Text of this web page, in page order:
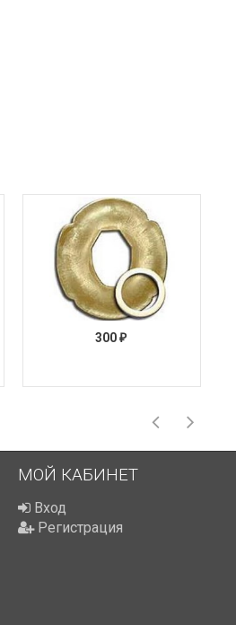
300 ₽
МОЙ КАБИНЕТ
Вход
Регистрация